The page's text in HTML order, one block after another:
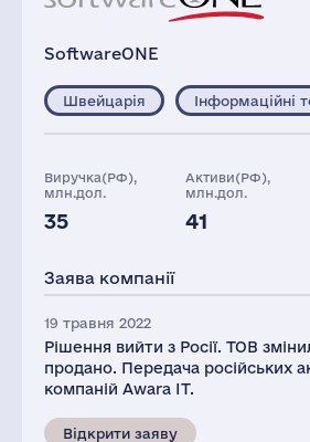
SoftwareONE
Швейцарія Інформаційні
Виручка(РФ),
млн.дол.
35
Активи(РФ),
млн.дол.
41
168
Заява компанії
19 травня 2022
Рішення вийти з Росії. ТОВ
продано. Передача російських
компаній Awara IT.
Відкрити заяву